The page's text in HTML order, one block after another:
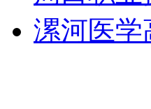
漯河医学